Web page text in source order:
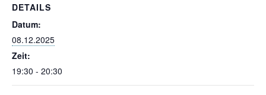
DETAILS
Datum:
08.12.2025
Zeit:
19:30 - 20:30